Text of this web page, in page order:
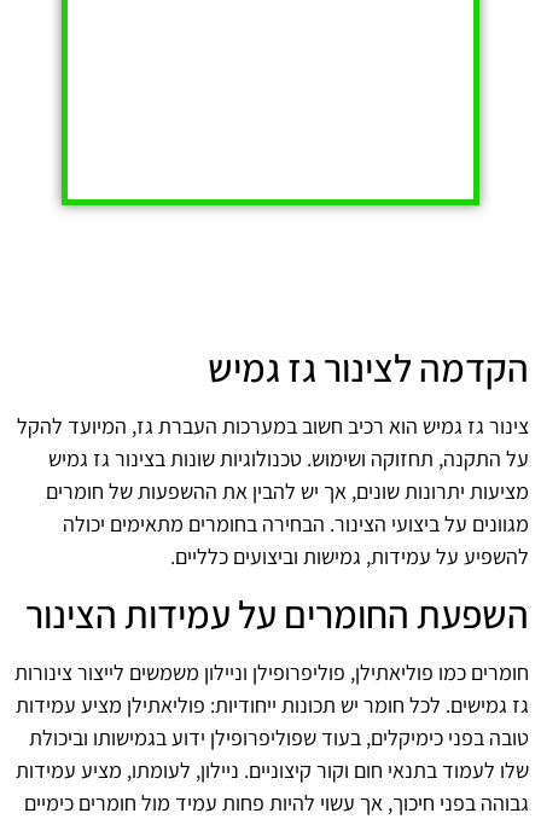
הקדמה לצינור גז גמיש
צינור גז גמיש הוא רכיב חשוב במערכות העברת גז, המיועד להקל
על התקנה, תחזוקה ושימוש. טכנולוגיות שונות בצינור גז גמיש
מציעות יתרונות שונים, אך יש להבין את ההשפעות של חומרים
מגוונים על ביצועי הצינור. הבחירה בחומרים מתאימים יכולה
להשפיע על עמידות, גמישות וביצועים כלליים.
השפעת החומרים על עמידות הצינור
חומרים כמו פוליאתילן, פוליפרופילן וניילון משמשים לייצור צינורות
גז גמישים. לכל חומר יש תכונות ייחודיות: פוליאתילן מציע עמידות
טובה בפני כימיקלים, בעוד שפוליפרופילן ידוע בגמישותו וביכולת
שלו לעמוד בתנאי חום וקור קיצוניים. ניילון, לעומתו, מציע עמידות
גבוהה בפני חיכוך, אך עשוי להיות פחות עמיד מול חומרים כימיים